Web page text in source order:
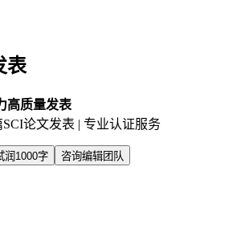
表
高质量发表
论文发表 | 专业认证服务
润1000字 咨询编辑团队